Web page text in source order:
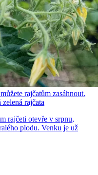
rajčatům zasáhnout.
rajčata
rajčeti otevře v srpnu,
plodu. Venku je už